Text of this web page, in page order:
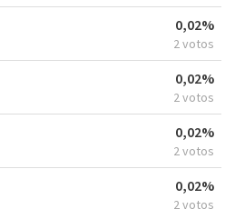
0,02%
2 votos
0,02%
2 votos
0,02%
2 votos
0,02%
2 votos